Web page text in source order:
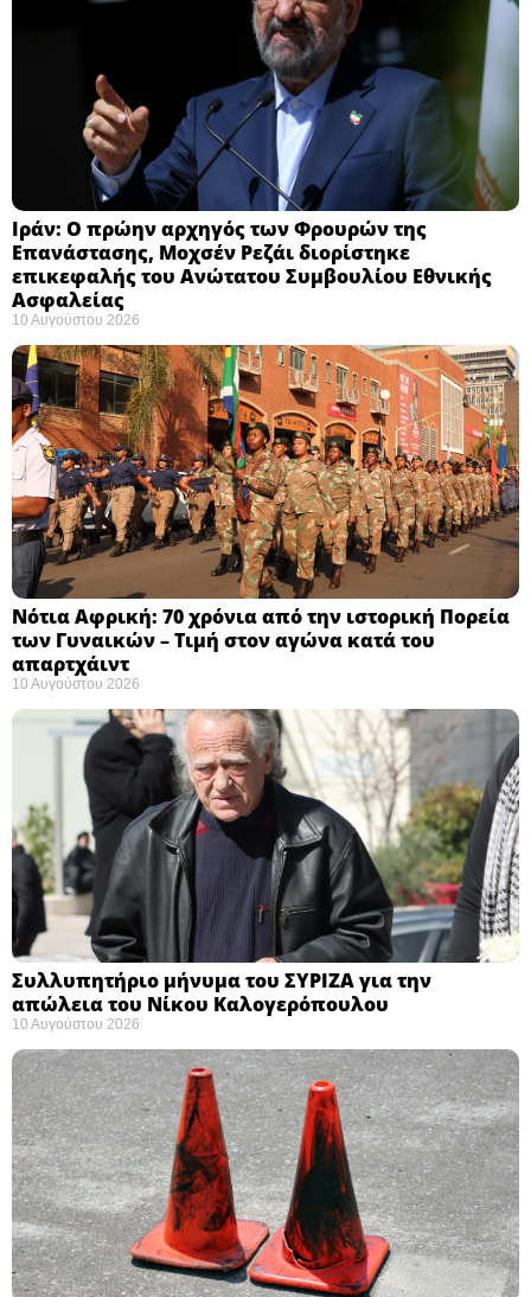
Ιράν: Ο πρώην αρχηγός των Φρουρών της
Επανάστασης, Μοχσέν Ρεζάι διορίστηκε
επικεφαλής του Ανώτατου Συμβουλίου Εθνικής
Ασφαλείας ​
10 Αυγούστου 2026
Νότια Αφρική: 70 χρόνια από την ιστορική Πορεία
των Γυναικών – Τιμή στον αγώνα κατά του
απαρτχάιντ ​
10 Αυγούστου 2026
Συλλυπητήριο μήνυμα του ΣΥΡΙΖΑ για την
απώλεια του Νίκου Καλογερόπουλου ​
10 Αυγούστου 2026